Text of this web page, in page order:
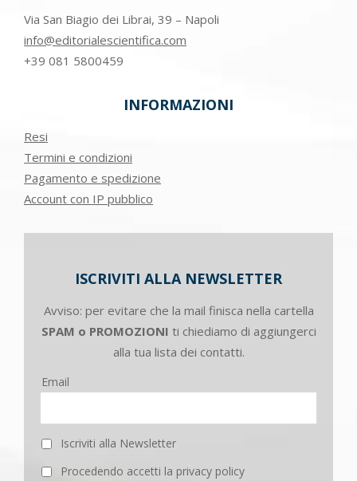
Via San Biagio dei Librai, 39 – Napoli
info@editorialescientifica.com
+39 081 5800459
INFORMAZIONI
Resi
Termini e condizioni
Pagamento e spedizione
Account con IP pubblico
ISCRIVITI ALLA NEWSLETTER
Avviso: per evitare che la mail finisca nella cartella
SPAM o PROMOZIONI ti chiediamo di aggiungerci
alla tua lista dei contatti.
Email
Iscriviti alla Newsletter
Procedendo accetti la privacy policy